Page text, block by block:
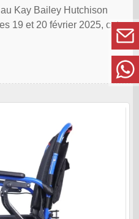
Kay Bailey Hutchison
19 et 20 février 2025, cet
Venez nous rendre visite